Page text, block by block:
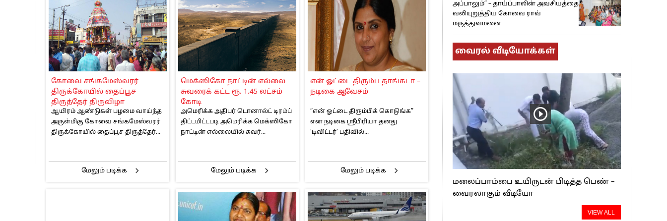
கோவை சங்கமேஸ்வரர்
திருக்கோயில் தைப்பூச
திருத்தேர் திருவிழா
ஆயிரம் ஆண்டுகள் பழமை வாய்ந்த
அருள்மிகு கோவை சங்கமேஸ்வரர்
திருக்கோயில் தைப்பூச திருத்தேர்...
மேலும் படிக்க
மெக்ஸிகோ நாட்டின் எல்லை
சுவரைக் கட்ட ரூ. 1.45 லட்சம்
கோடி
அமெரிக்க அதிபர் டொனால்ட் டிரம்ப்
திட்டமிட்டபடி அமெரிக்க மெக்ஸிகோ
நாட்டின் எல்லையில் சுவர்...
மேலும் படிக்க
என் ஓட்டை திரும்ப தாங்கடா –
நடிகை ஆவேசம்
“என் ஓட்டை திரும்பிக் கொடுங்க”
என நடிகை ஸ்ரீபிரியா தனது
‘டிவிட்டர்’ பதிவில்...
மேலும் படிக்க
அப்பாலும்” – தாய்ப்பாலின் அவசியத்தை
வலியுறுத்திய கோவை ராவ்
மருத்துவமனை
வைரல் வீடியோக்கள்
மலைப்பாம்பை உயிருடன் பிடித்த பெண் –
வைரலாகும் வீடியோ
VIEW ALL